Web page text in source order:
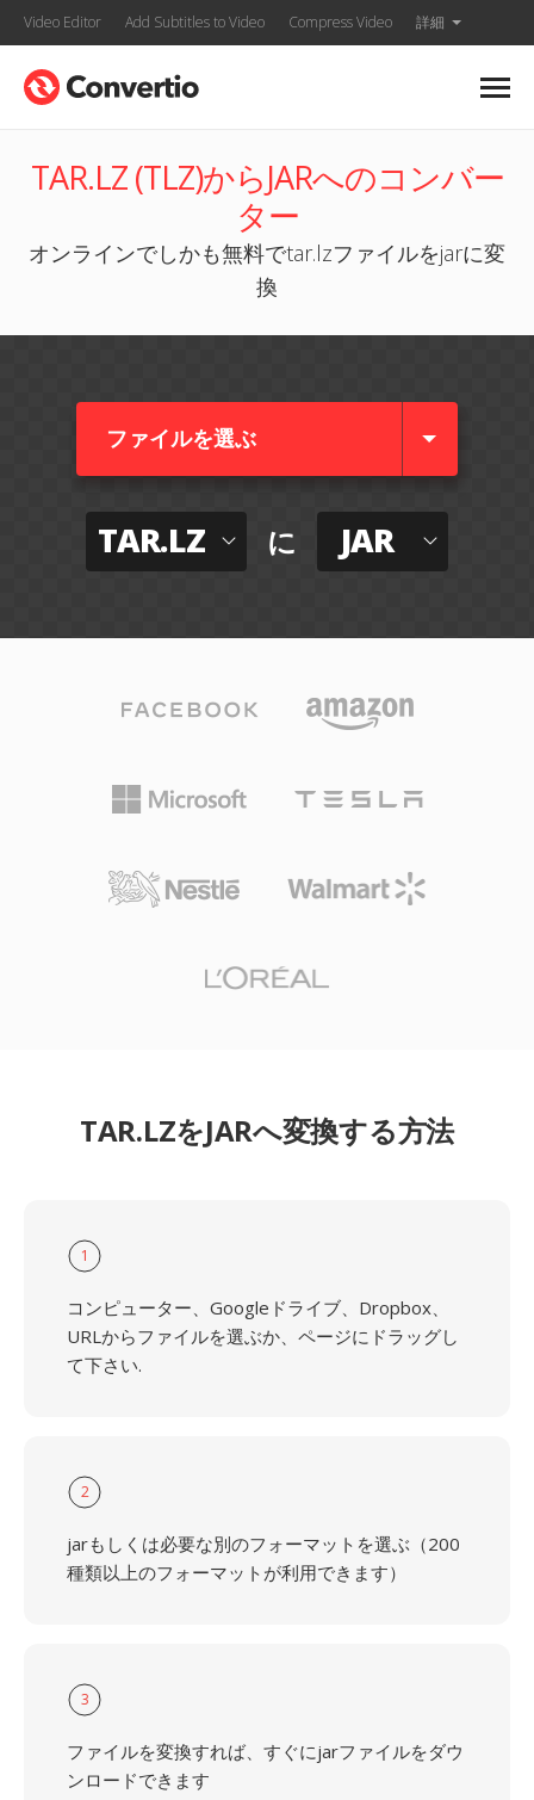
Video Editor Add Subtitles to Video Compress Video 詳細
TAR.LZ (TLZ)からJARへのコンバー
ター
オンラインでしかも無料でtar.lzファイルをjarに変
換
ファイルを選ぶ
TAR.LZ に JAR
TAR.LZをJARへ変換する方法
1
コンピューター、Googleドライブ、Dropbox、
URLからファイルを選ぶか、ページにドラッグし
て下さい.
2
jarもしくは必要な別のフォーマットを選ぶ（200
種類以上のフォーマットが利用できます）
3
ファイルを変換すれば、すぐにjarファイルをダウ
ンロードできます